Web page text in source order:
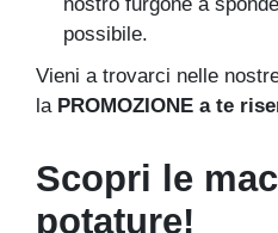
possibile.
Vieni a trovarci nelle
la PROMOZIONE a te
Scopri le
potature!